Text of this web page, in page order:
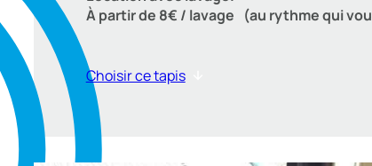
À partir de 8€ / lavage (au rythme qui
Choisir ce tapis